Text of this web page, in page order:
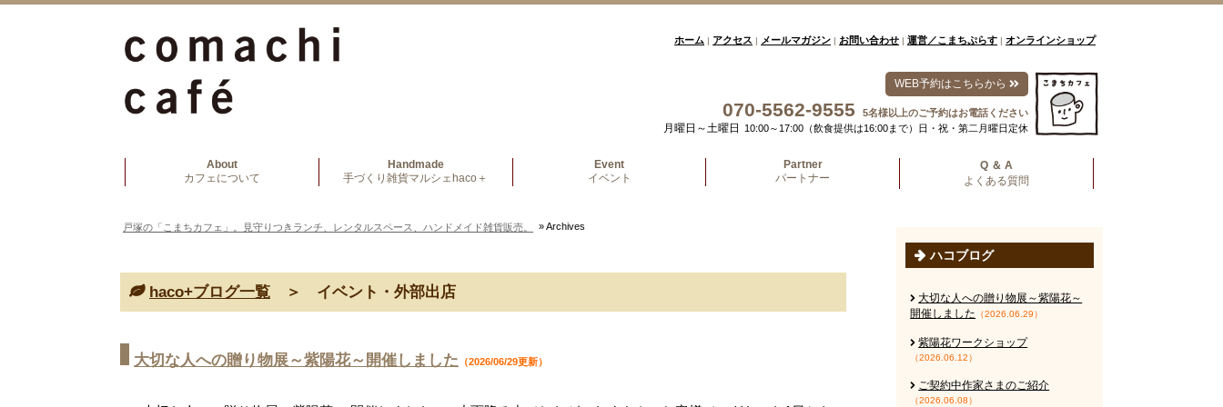
ホーム | アクセス | メールマガジン | お問い合わせ | 運営／こまちぷらす | オンラインショップ
WEB予約はこちらから
070-5562-9555 5名様以上のご予約はお電話ください
月曜日～土曜日 10:00～17:00（飲食提供は16:00まで）日・祝・第二月曜日定休
About
カフェについて
Handmade
手づくり雑貨マルシェhaco＋
Event
イベント
Partner
パートナー
Q ＆ A
よくある質問
戸塚の「こまちカフェ」。見守りつきランチ、レンタルスペース、ハンドメイド雑貨販売。 » Archives
haco+ブログ一覧 ＞ イベント・外部出店
大切な人への贈り物展～紫陽花～開催しました （2026/06/29更新）
ハコブログ
大切な人への贈り物展～紫陽花～
開催しました
（2026.06.29）
紫陽花ワークショップ
（2026.06.12）
ご契約中作家さまのご紹介
（2026.06.08）